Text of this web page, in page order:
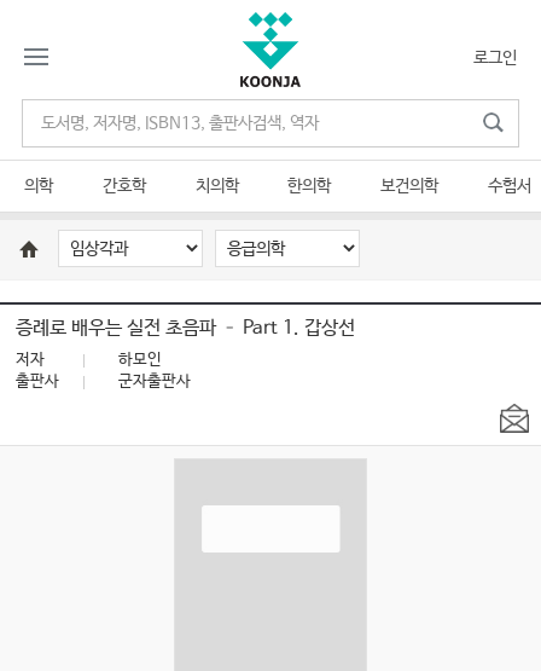
로그인
의학 간호학 치의학 한의학 보건의학 수험서
증례로 배우는 실전 초음파 – Part 1. 갑상선
저자
하모인
출판사
군자출판사